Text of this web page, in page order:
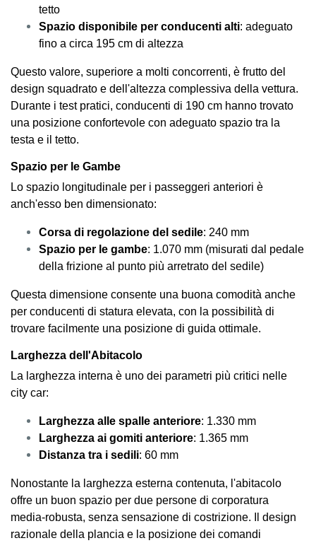
tetto
Spazio disponibile per conducenti alti: adeguato
fino a circa 195 cm di altezza
Questo valore, superiore a molti concorrenti, è frutto del
design squadrato e dell'altezza complessiva della vettura.
Durante i test pratici, conducenti di 190 cm hanno trovato
una posizione confortevole con adeguato spazio tra la
testa e il tetto.
Spazio per le Gambe
Lo spazio longitudinale per i passeggeri anteriori è
anch'esso ben dimensionato:
Corsa di regolazione del sedile: 240 mm
Spazio per le gambe: 1.070 mm (misurati dal pedale
della frizione al punto più arretrato del sedile)
Questa dimensione consente una buona comodità anche
per conducenti di statura elevata, con la possibilità di
trovare facilmente una posizione di guida ottimale.
Larghezza dell'Abitacolo
La larghezza interna è uno dei parametri più critici nelle
city car:
Larghezza alle spalle anteriore: 1.330 mm
Larghezza ai gomiti anteriore: 1.365 mm
Distanza tra i sedili: 60 mm
Nonostante la larghezza esterna contenuta, l'abitacolo
offre un buon spazio per due persone di corporatura
media-robusta, senza sensazione di costrizione. Il design
razionale della plancia e la posizione dei comandi